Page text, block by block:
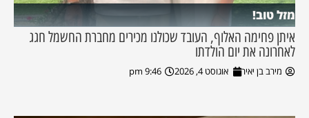
מזל טוב!
איתן פחימה האלוף, העובד שכולנו מכירים מחברת החשמל חגג
לאחרונה את יום הולדתו
מירב בן יאיר אוגוסט 4, 2026 9:46 pm